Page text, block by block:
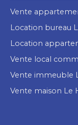
Vente
Location bureau
Location
Vente local
Vente immeuble
Vente maison Le